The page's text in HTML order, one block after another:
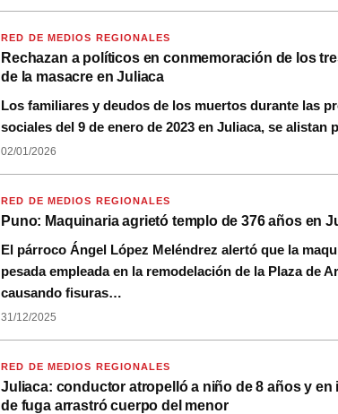
RED DE MEDIOS REGIONALES
Rechazan a políticos en conmemoración de los
de la masacre en Juliaca
Los familiares y deudos de los muertos durante las
sociales del 9 de enero de 2023 en Juliaca, se alistan
02/01/2026
RED DE MEDIOS REGIONALES
Puno: Maquinaria agrietó templo de 376 años en
El párroco Ángel López Meléndrez alertó que la
pesada empleada en la remodelación de la Plaza de
causando fisuras…
31/12/2025
RED DE MEDIOS REGIONALES
Juliaca: conductor atropelló a niño de 8 años y en
de fuga arrastró cuerpo del menor